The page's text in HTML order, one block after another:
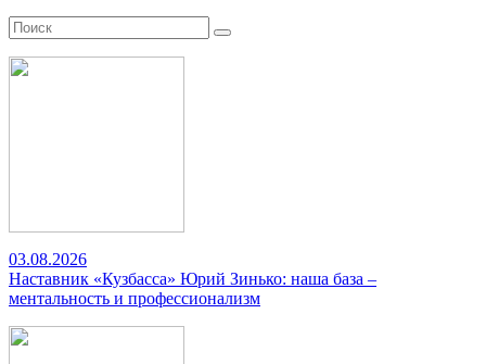
03.08.2026
Наставник «Кузбасса» Юрий Зинько: наша база –
ментальность и профессионализм